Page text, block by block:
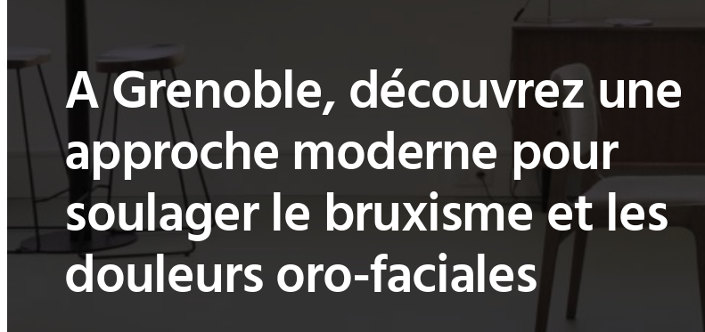
A Grenoble, découvrez une
approche moderne pour
soulager le bruxisme et les
douleurs oro-faciales